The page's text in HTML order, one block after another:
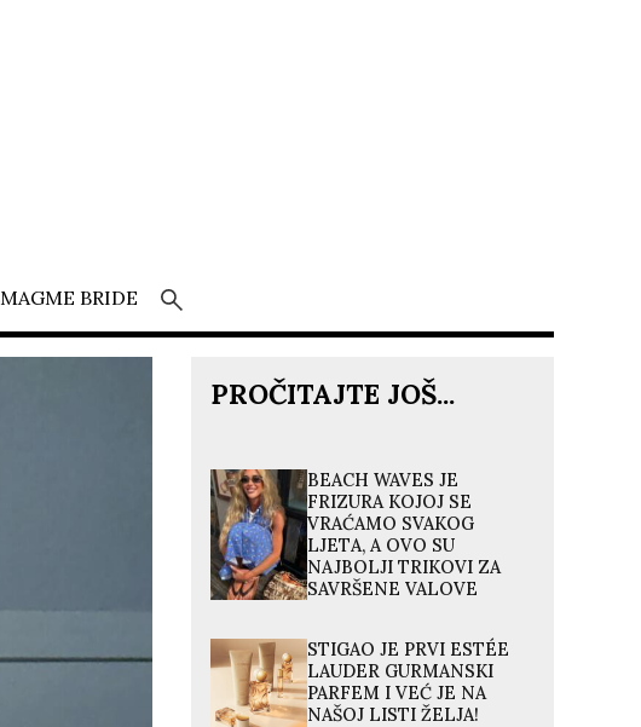
MAGME BRIDE
PROČITAJTE JOŠ...
BEACH WAVES JE
FRIZURA KOJOJ SE
VRAĆAMO SVAKOG
LJETA, A OVO SU
NAJBOLJI TRIKOVI ZA
SAVRŠENE VALOVE
STIGAO JE PRVI ESTÉE
LAUDER GURMANSKI
PARFEM I VEĆ JE NA
NAŠOJ LISTI ŽELJA!